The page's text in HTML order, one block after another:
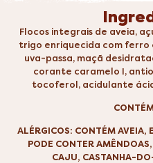
Flocos integrais de aveia,
trigo enriquecida com ferro
uva-passa, maçã
corante caramelo I,
tocoferol, acidulante
ALÉRGICOS: CONTÉM AVEIA,
PODE CONTER
CAJU, CASTANHA-